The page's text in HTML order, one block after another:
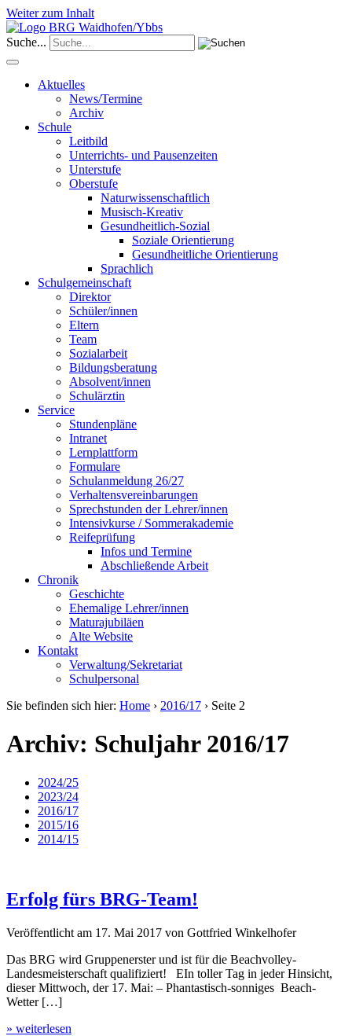
Weiter zum Inhalt
Suche...
Aktuelles
News/Termine
Archiv
Schule
Leitbild
Unterrichts- und Pausenzeiten
Unterstufe
Oberstufe
Naturwissenschaftlich
Musisch-Kreativ
Gesundheitlich-Sozial
Soziale Orientierung
Gesundheitliche Orientierung
Sprachlich
Schulgemeinschaft
Direktor
Schüler/innen
Eltern
Team
Sozialarbeit
Bildungsberatung
Absolvent/innen
Schulärztin
Service
Stundenpläne
Intranet
Lernplattform
Formulare
Schulanmeldung 26/27
Verhaltensvereinbarungen
Sprechstunden der Lehrer/innen
Intensivkurse / Sommerakademie
Reifeprüfung
Infos und Termine
Abschließende Arbeit
Chronik
Geschichte
Ehemalige Lehrer/innen
Maturajubiläen
Alte Website
Kontakt
Verwaltung/Sekretariat
Schulpersonal
Sie befinden sich hier: Home › 2016/17 › Seite 2
Archiv: Schuljahr 2016/17
2024/25
2023/24
2016/17
2015/16
2014/15
Erfolg fürs BRG-Team!
Veröffentlicht am 17. Mai 2017 von Gottfried Winkelhofer
Das BRG wird Gruppenerster und ist für die Beachvolley-
Landesmeisterschaft qualifiziert! EIn toller Tag in jeder Hinsicht,
dieser Mittwoch, der 17. Mai: – Phantastisch-sonniges Beach-
Wetter […]
» weiterlesen